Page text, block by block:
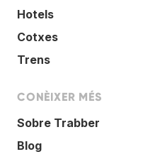
Hotels
Cotxes
Trens
CONÈIXER MÉS
Sobre Trabber
Blog